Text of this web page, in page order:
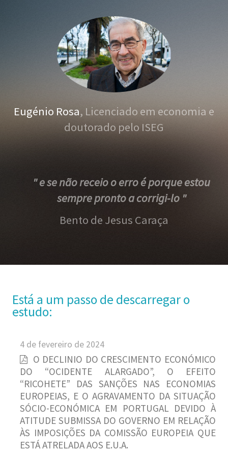
Eugénio Rosa, Licenciado em economia e
doutorado pelo ISEG
" e se não receio o erro é porque estou
sempre pronto a corrigi-lo "
Bento de Jesus Caraça
Está a um passo de descarregar o
estudo:
4 de fevereiro de 2024
O DECLINIO DO CRESCIMENTO ECONÓMICO
DO “OCIDENTE ALARGADO”, O EFEITO
“RICOHETE” DAS SANÇÕES NAS ECONOMIAS
EUROPEIAS, E O AGRAVAMENTO DA SITUAÇÃO
SÓCIO-ECONÓMICA EM PORTUGAL DEVIDO À
ATITUDE SUBMISSA DO GOVERNO EM RELAÇÃO
ÀS IMPOSIÇÕES DA COMISSÃO EUROPEIA QUE
ESTÁ ATRELADA AOS E.U.A.